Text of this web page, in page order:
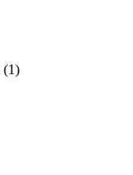
(1)